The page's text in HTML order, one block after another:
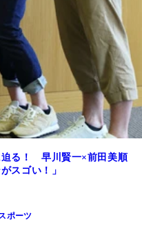
迫る！ 早川賢一×前田美順
スゴい！」
スポーツ